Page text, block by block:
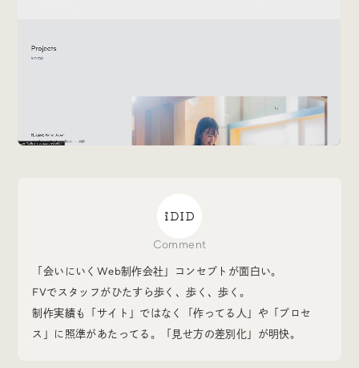
Other そのほか
今日のブクマ
iDIDメディア編集部メンバーが見つけた気になるあれこ
れを、ほぼ毎日1つずつ紹介しています。
Comment
「会いにいくWeb制作会社」コンセプトが面白い。
FVでスタッフがひたすら歩く、歩く、歩く。
制作実績も「サイト」ではなく「作ってる人」や「プロセ
ス」に照準があたってる。「見せ方の差別化」が明快。